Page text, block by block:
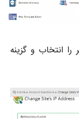
انتخاب و گزینه